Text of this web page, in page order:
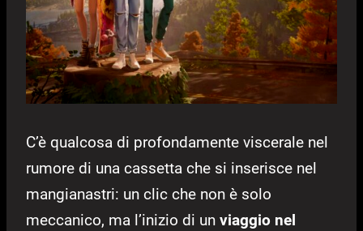
C’è qualcosa di profondamente viscerale nel
rumore di una cassetta che si inserisce nel
mangianastri: un clic che non è solo
meccanico, ma l’inizio di un viaggio nel